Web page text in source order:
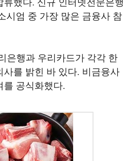
했다. 신규 인터넷전문은행
시엄 중 가장 많은 금융사 참
은행과 우리카드가 각각 한
사를 밝힌 바 있다. 비금융사
를 공식화했다.